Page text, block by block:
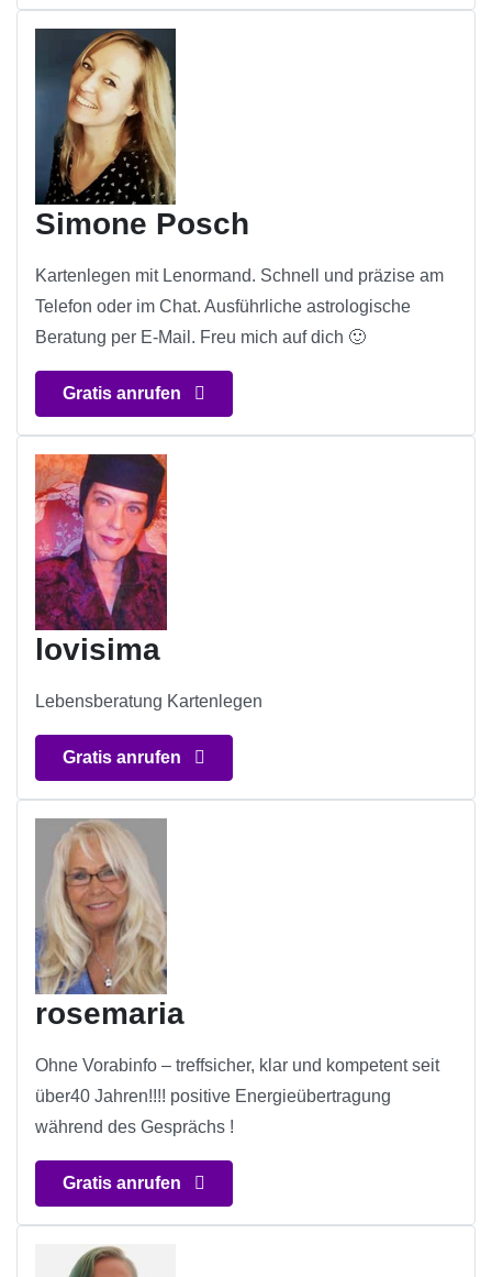
Simone Posch
Kartenlegen mit Lenormand. Schnell und präzise am
Telefon oder im Chat. Ausführliche astrologische
Beratung per E-Mail. Freu mich auf dich 🙂
Gratis anrufen
lovisima
Lebensberatung Kartenlegen
Gratis anrufen
rosemaria
Ohne Vorabinfo – treffsicher, klar und kompetent seit
über40 Jahren!!!! positive Energieübertragung
während des Gesprächs !
Gratis anrufen